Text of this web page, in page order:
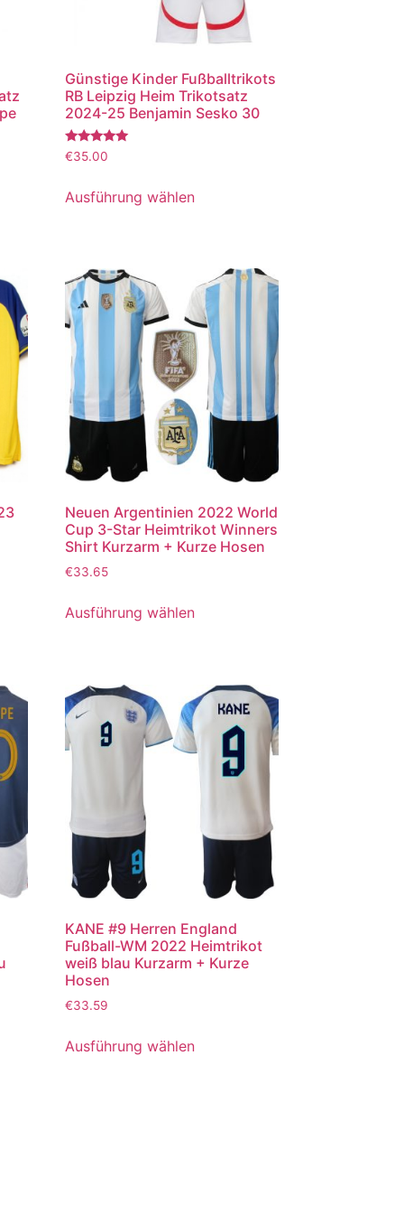
Günstige Kinder Fußballtrikots
RB Leipzig Heim Trikotsatz
2024-25 Benjamin Sesko 30
Bewertet
mit
von 5
€35.00
Ausführung wählen
Neuen Argentinien 2022 World
Cup 3-Star Heimtrikot Winners
Shirt Kurzarm + Kurze Hosen
€33.65
Ausführung wählen
KANE #9 Herren England
Fußball-WM 2022 Heimtrikot
weiß blau Kurzarm + Kurze
Hosen
€33.59
Ausführung wählen